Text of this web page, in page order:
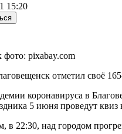
15:20
фото: pixabay.com
отметил своё
коронавируса в
5 июня проведут
в 22:30, над городом